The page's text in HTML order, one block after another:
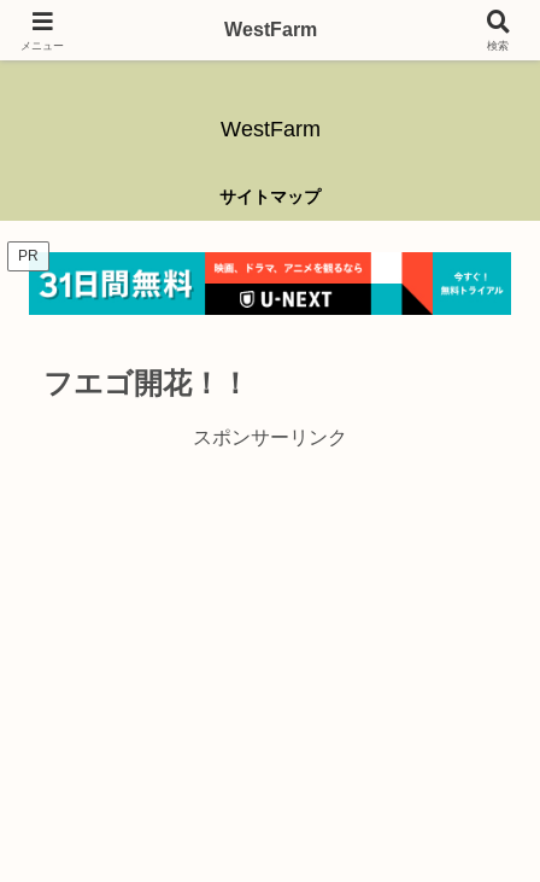
ガーデニング、アウトドア、キャンプ、釣り、乗り物、DIYなど難しい事はさ
WestFarm
サイトマップ
PR
フエゴ開花！！
スポンサーリンク
メニュー
WestFarm
検索